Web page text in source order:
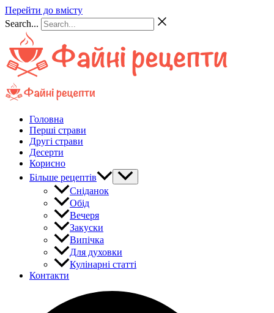
Перейти до вмісту
Search...
Головна
Перші страви
Другі страви
Десерти
Корисно
Більше рецептів
Сніданок
Обід
Вечеря
Закуски
Випічка
Для духовки
Кулінарні статті
Контакти